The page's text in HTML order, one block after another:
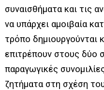
συναισθήματα και τις
να υπάρχει αμοιβαία
τρόπο δημιουργούνται
επιτρέπουν στους δύο
παραγωγικές
ζητήματα στη σχέση